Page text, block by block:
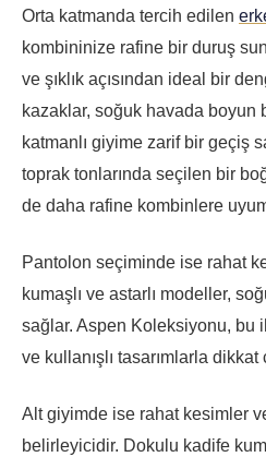
Orta katmanda tercih edilen
kombininize rafine bir duruş
ve şıklık açısından ideal bir
kazaklar, soğuk havada boyun
katmanlı giyime zarif bir geçiş
toprak tonlarında seçilen bir
de daha rafine kombinlere
Pantolon seçiminde ise rahat
kumaşlı ve astarlı modeller,
sağlar. Aspen Koleksiyonu, bu
ve kullanışlı tasarımlarla dikkat
Alt giyimde ise rahat kesimler
belirleyicidir. Dokulu kadife